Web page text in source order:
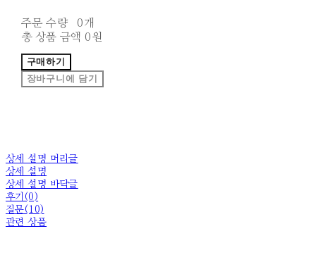
주문 수량
0개
총 상품 금액 0원
구매하기
장바구니에 담기
상세 설명 머리글
상세 설명
상세 설명 바닥글
후기(0)
질문(10)
관련 상품